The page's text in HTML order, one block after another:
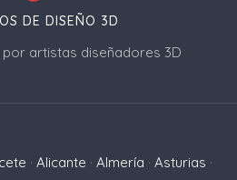
DE DISEÑO 3D
artistas diseñadores 3D
· Alicante · Almería · Asturias ·